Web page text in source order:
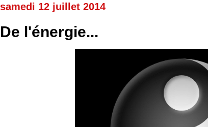
samedi 12 juillet 2014
De l'énergie...